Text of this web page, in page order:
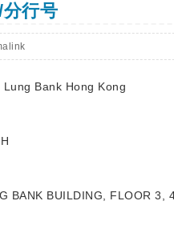
行号
Bank Hong Kong
BANK BUILDING, FLOOR 3,